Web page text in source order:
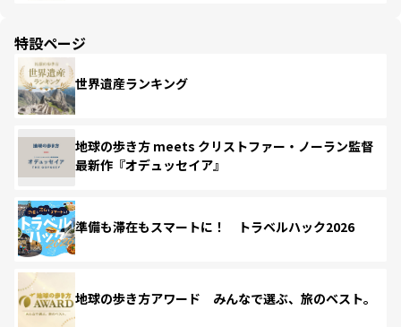
特設ページ
世界遺産ランキング
地球の歩き方 meets クリストファー・ノーラン監督
最新作『オデュッセイア』
準備も滞在もスマートに！ トラベルハック2026
地球の歩き方アワード みんなで選ぶ、旅のベスト。